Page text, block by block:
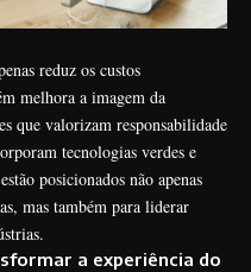
reduz os custos
melhora a imagem da
que valorizam responsabilidade
tecnologias verdes e
posicionados não apenas
mas também para liderar
a experiência do